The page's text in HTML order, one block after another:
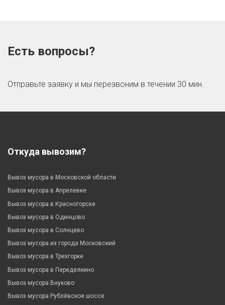
Есть вопросы?
Отправьте заявку и мы перезвоним в течении 30 мин.
Откуда вывозим?
Вывоз мусора в Московской области
Вывоз мусора в Апрелевке
Вывоз мусора в Красногорске
Вывоз мусора в Одинцово
Вывоз мусора в Солнцево
Вывоз мусора из города Московский
Вывоз мусора в Трехгорке
Вывоз мусора в Переделкино
Вывоз мусора Внуково
Вывоз мусора Рублёвское шоссе